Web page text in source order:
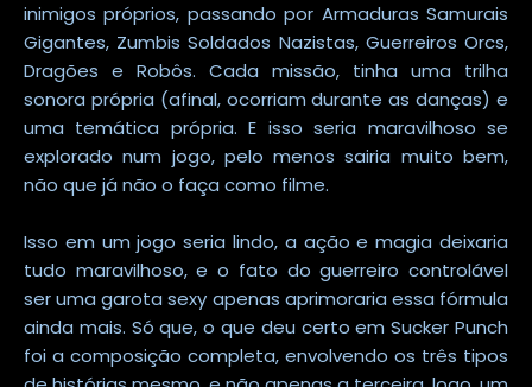
inimigos próprios, passando por Armaduras Samurais
Gigantes, Zumbis Soldados Nazistas, Guerreiros Orcs,
Dragões e Robôs. Cada missão, tinha uma trilha
sonora própria (afinal, ocorriam durante as danças) e
uma temática própria. E isso seria maravilhoso se
explorado num jogo, pelo menos sairia muito bem,
não que já não o faça como filme.
Isso em um jogo seria lindo, a ação e magia deixaria
tudo maravilhoso, e o fato do guerreiro controlável
ser uma garota sexy apenas aprimoraria essa fórmula
ainda mais. Só que, o que deu certo em Sucker Punch
foi a composição completa, envolvendo os três tipos